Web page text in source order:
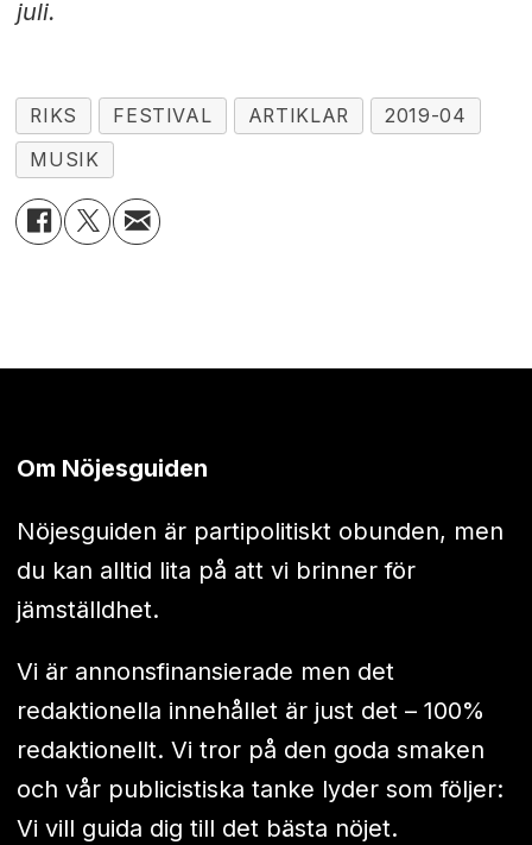
juli.
RIKS FESTIVAL ARTIKLAR
2019-04
MUSIK
Om Nöjesguiden
Nöjesguiden är partipolitiskt obunden, men
du kan alltid lita på att vi brinner för
jämställdhet.
Vi är annonsfinansierade men det
redaktionella innehållet är just det – 100%
redaktionellt. Vi tror på den goda smaken
och vår publicistiska tanke lyder som följer:
Vi vill guida dig till det bästa nöjet.